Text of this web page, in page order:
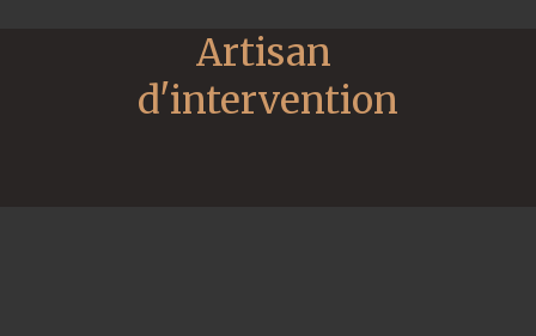
Artisan
d'intervention